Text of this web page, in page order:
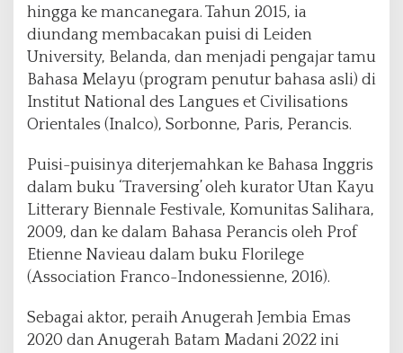
hingga ke mancanegara. Tahun 2015, ia
diundang membacakan puisi di Leiden
University, Belanda, dan menjadi pengajar tamu
Bahasa Melayu (program penutur bahasa asli) di
Institut National des Langues et Civilisations
Orientales (Inalco), Sorbonne, Paris, Perancis.
Puisi-puisinya diterjemahkan ke Bahasa Inggris
dalam buku ‘Traversing’ oleh kurator Utan Kayu
Litterary Biennale Festivale, Komunitas Salihara,
2009, dan ke dalam Bahasa Perancis oleh Prof
Etienne Navieau dalam buku Florilege
(Association Franco-Indonessienne, 2016).
Sebagai aktor, peraih Anugerah Jembia Emas
2020 dan Anugerah Batam Madani 2022 ini